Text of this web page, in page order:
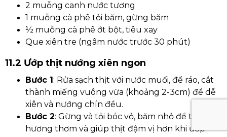
2 muỗng canh nước tương
1 muỗng cà phê tỏi băm, gừng băm
½ muỗng cà phê ớt bột, tiêu xay
Que xiên tre (ngâm nước trước 30 phút)
11.2 Ướp thịt nướng xiên ngon
Bước 1: Rửa sạch thịt với nước muối, để ráo, cắt
thành miếng vuông vừa (khoảng 2-3cm) để dễ
xiên và nướng chín đều.
Bước 2: Gừng và tỏi bóc vỏ, băm nhỏ để tăng
hương thơm và giúp thịt đậm vị hơn khi ướp.